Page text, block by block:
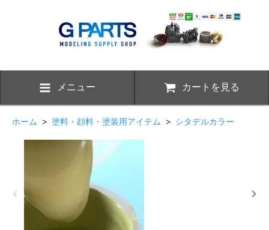
メニュー カートを見る
ホーム > 塗料・顔料・塗装用アイテム > シタデルカラー